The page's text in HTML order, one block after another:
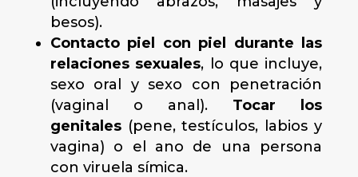
besos).
Contacto piel con piel durante las
relaciones sexuales, lo que incluye,
sexo oral y sexo con penetración
(vaginal o anal). Tocar los
genitales(pene, testículos, labios y
vagina) o el ano de una persona
con viruela símica.